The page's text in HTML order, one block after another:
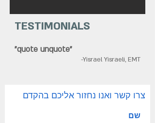
TESTIMONIALS
"quote unquote"
-Yisrael Yisraeli, EMT
צרו קשר ואנו נחזור אליכם בהקדם
שם